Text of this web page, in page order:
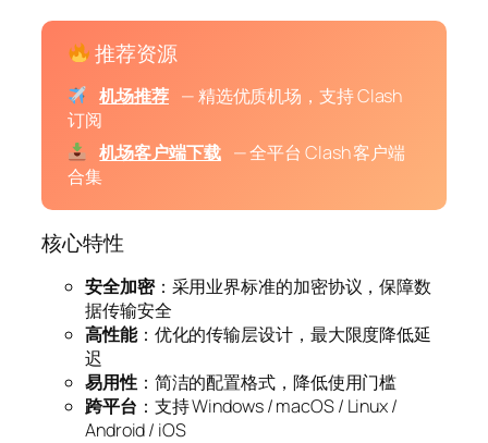
推荐资源
机场推荐 — 精选优质机场，支持 Clash
订阅
机场客户端下载 — 全平台 Clash 客户端
合集
核心特性
安全加密：采用业界标准的加密协议，保障数
据传输安全
高性能：优化的传输层设计，最大限度降低延
迟
易用性：简洁的配置格式，降低使用门槛
跨平台 ：支持 Windows / macOS / Linux /
Android / iOS